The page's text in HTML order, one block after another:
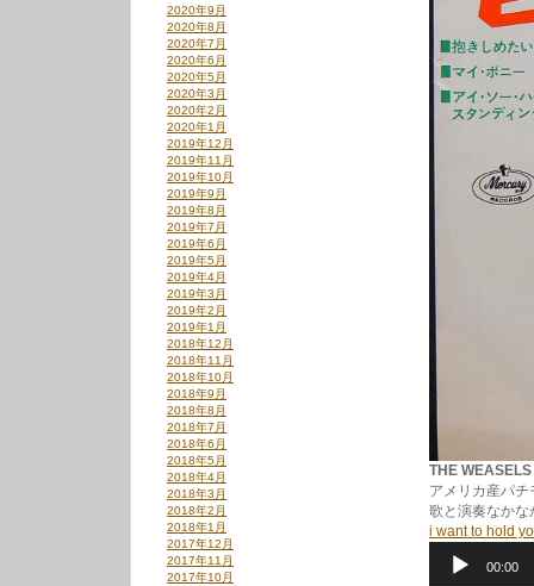
THE
アメリカ産パ
歌と演奏なか
i want to hold
00:00
2020年9月
2020年8月
2020年7月
2020年6月
2020年5月
2020年3月
2020年2月
2020年1月
2019年12月
2019年11月
2019年10月
2019年9月
2019年8月
2019年7月
2019年6月
2019年5月
2019年4月
2019年3月
2019年2月
2019年1月
2018年12月
2018年11月
2018年10月
2018年9月
2018年8月
2018年7月
2018年6月
2018年5月
2018年4月
2018年3月
2018年2月
2018年1月
2017年12月
2017年11月
2017年10月